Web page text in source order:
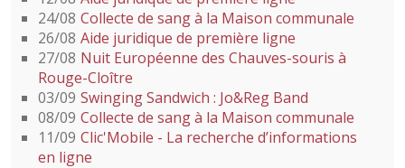
24/08 Collecte de sang à la Maison communale
26/08 Aide juridique de première ligne
27/08 Nuit Européenne des Chauves-souris à
Rouge-Cloître
03/09 Swinging Sandwich : Jo&Reg Band
08/09 Collecte de sang à la Maison communale
11/09 Clic'Mobile - La recherche d’informations
en ligne